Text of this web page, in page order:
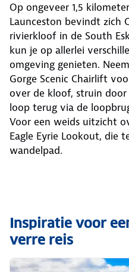
Op ongeveer 1,5
Launceston bevindt zich
rivierkloof in de South
kun je op allerlei
omgeving genieten.
Gorge Scenic Chairlift
over de kloof, struin
loop terug via de
Voor een weids uitzicht
Eagle Eyrie Lookout, die
wandelpad.
Inspiratie voor
verre reis